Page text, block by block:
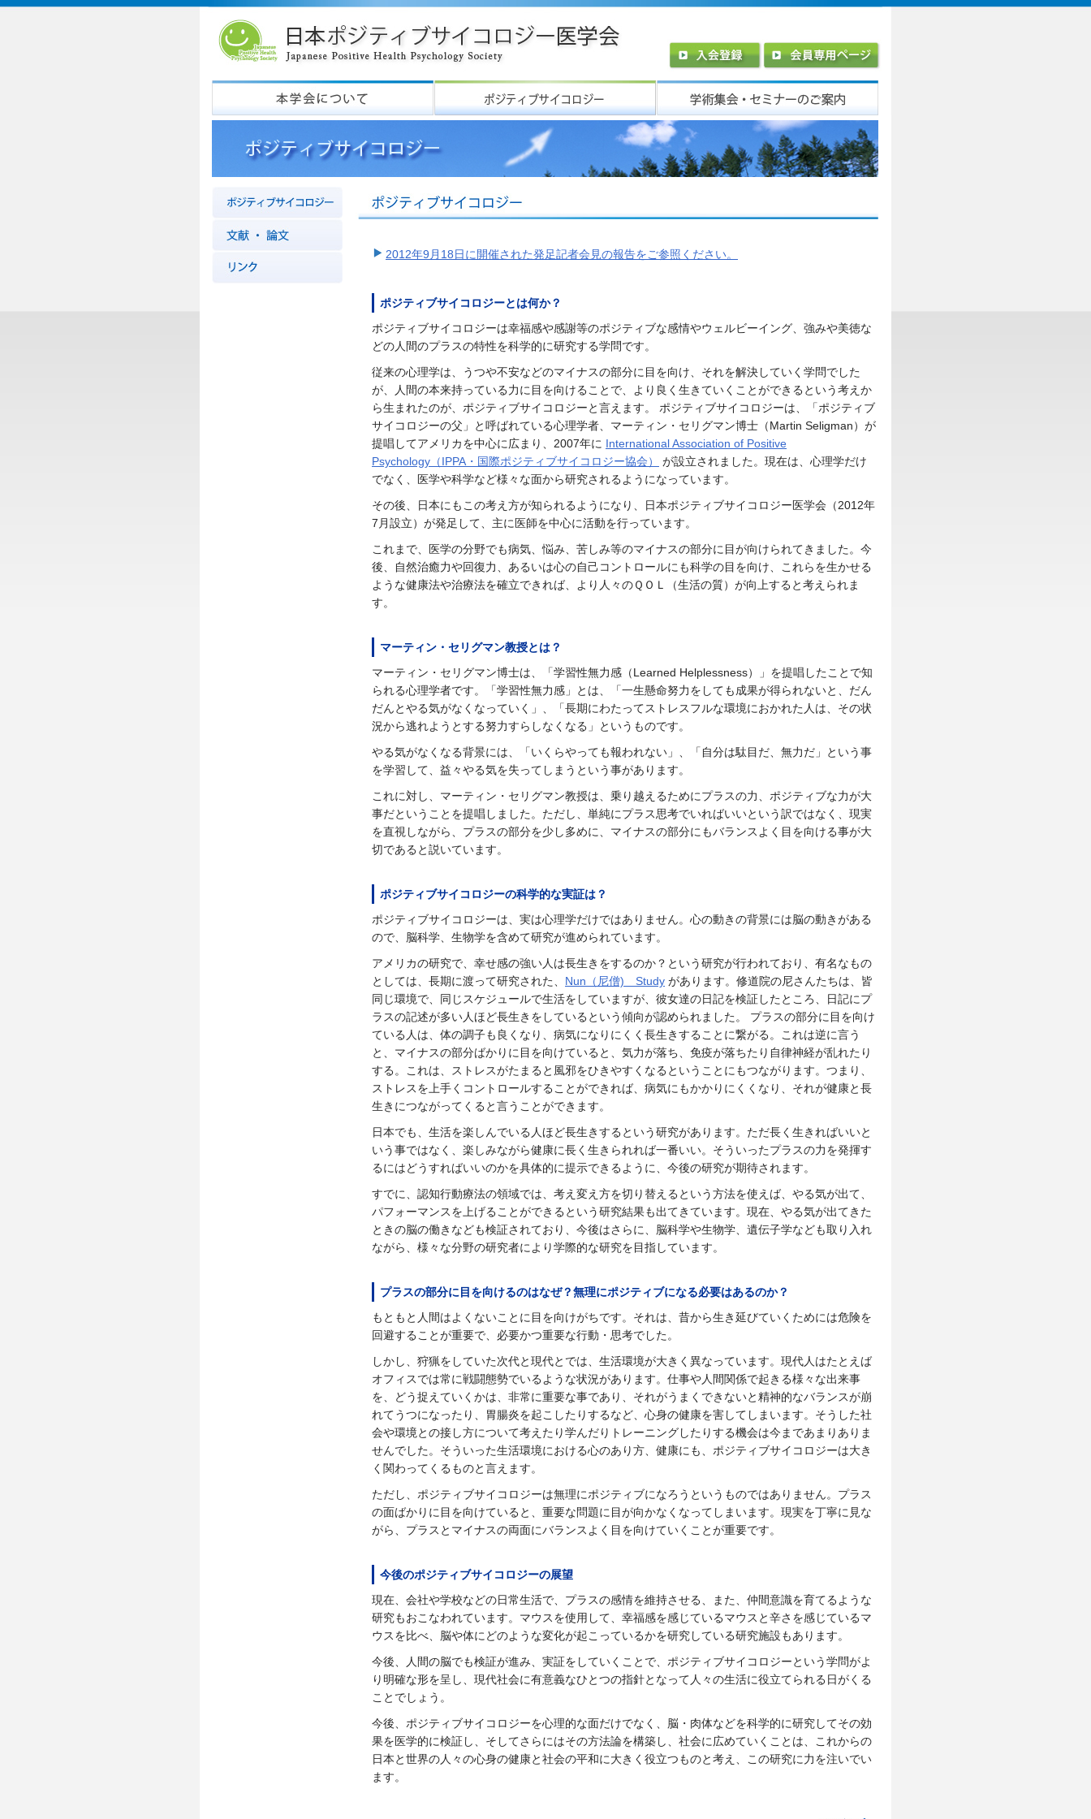
2012年9月18日に開催された発足記者会見の報告をご参照ください。
ポジティブサイコロジーとは何か？
ポジティブサイコロジーは幸福感や感謝等のポジティブな感情やウェルビーイング、強みや美徳な
どの人間のプラスの特性を科学的に研究する学問です。
従来の心理学は、うつや不安などのマイナスの部分に目を向け、それを解決していく学問でした
が、人間の本来持っている力に目を向けることで、より良く生きていくことができるという考えか
ら生まれたのが、ポジティブサイコロジーと言えます。 ポジティブサイコロジーは、「ポジティブ
サイコロジーの父」と呼ばれている心理学者、マーティン・セリグマン博士（Martin Seligman）が
提唱してアメリカを中心に広まり、2007年に International Association of Positive
Psychology（IPPA・国際ポジティブサイコロジー協会）
が設立されました。現在は、心理学だけ
でなく、医学や科学など様々な面から研究されるようになっています。
その後、日本にもこの考え方が知られるようになり、日本ポジティブサイコロジー医学会（2012年
7月設立）が発足して、主に医師を中心に活動を行っています。
これまで、医学の分野でも病気、悩み、苦しみ等のマイナスの部分に目が向けられてきました。今
後、自然治癒力や回復力、あるいは心の自己コントロールにも科学の目を向け、これらを生かせる
ような健康法や治療法を確立できれば、より人々のＱＯＬ（生活の質）が向上すると考えられま
す。
マーティン・セリグマン教授とは？
マーティン・セリグマン博士は、「学習性無力感（Learned Helplessness）」を提唱したことで知
られる心理学者です。「学習性無力感」とは、「一生懸命努力をしても成果が得られないと、だん
だんとやる気がなくなっていく」、「長期にわたってストレスフルな環境におかれた人は、その状
況から逃れようとする努力すらしなくなる」というものです。
やる気がなくなる背景には、「いくらやっても報われない」、「自分は駄目だ、無力だ」という事
を学習して、益々やる気を失ってしまうという事があります。
これに対し、マーティン・セリグマン教授は、乗り越えるためにプラスの力、ポジティブな力が大
事だということを提唱しました。ただし、単純にプラス思考でいればいいという訳ではなく、現実
を直視しながら、プラスの部分を少し多めに、マイナスの部分にもバランスよく目を向ける事が大
切であると説いています。
ポジティブサイコロジーの科学的な実証は？
ポジティブサイコロジーは、実は心理学だけではありません。心の動きの背景には脳の動きがある
ので、脳科学、生物学を含めて研究が進められています。
アメリカの研究で、幸せ感の強い人は長生きをするのか？という研究が行われており、有名なもの
としては、長期に渡って研究された、 Nun（尼僧) Study があります。修道院の尼さんたちは、皆
同じ環境で、同じスケジュールで生活をしていますが、彼女達の日記を検証したところ、日記にプ
ラスの記述が多い人ほど長生きをしているという傾向が認められました。 プラスの部分に目を向け
ている人は、体の調子も良くなり、病気になりにくく長生きすることに繋がる。これは逆に言う
と、マイナスの部分ばかりに目を向けていると、気力が落ち、免疫が落ちたり自律神経が乱れたり
する。これは、ストレスがたまると風邪をひきやすくなるということにもつながります。つまり、
ストレスを上手くコントロールすることができれば、病気にもかかりにくくなり、それが健康と長
生きにつながってくると言うことができます。
日本でも、生活を楽しんでいる人ほど長生きするという研究があります。ただ長く生きればいいと
いう事ではなく、楽しみながら健康に長く生きられれば一番いい。そういったプラスの力を発揮す
るにはどうすればいいのかを具体的に提示できるように、今後の研究が期待されます。
すでに、認知行動療法の領域では、考え変え方を切り替えるという方法を使えば、やる気が出て、
パフォーマンスを上げることができるという研究結果も出てきています。現在、やる気が出てきた
ときの脳の働きなども検証されており、今後はさらに、脳科学や生物学、遺伝子学なども取り入れ
ながら、様々な分野の研究者により学際的な研究を目指しています。
プラスの部分に目を向けるのはなぜ？無理にポジティブになる必要はあるのか？
もともと人間はよくないことに目を向けがちです。それは、昔から生き延びていくためには危険を
回避することが重要で、必要かつ重要な行動・思考でした。
しかし、狩猟をしていた次代と現代とでは、生活環境が大きく異なっています。現代人はたとえば
オフィスでは常に戦闘態勢でいるような状況があります。仕事や人間関係で起きる様々な出来事
を、どう捉えていくかは、非常に重要な事であり、それがうまくできないと精神的なバランスが崩
れてうつになったり、胃腸炎を起こしたりするなど、心身の健康を害してしまいます。そうした社
会や環境との接し方について考えたり学んだりトレーニングしたりする機会は今まであまりありま
せんでした。そういった生活環境における心のあり方、健康にも、ポジティブサイコロジーは大き
く関わってくるものと言えます。
ただし、ポジティブサイコロジーは無理にポジティブになろうというものではありません。プラス
の面ばかりに目を向けていると、重要な問題に目が向かなくなってしまいます。現実を丁寧に見な
がら、プラスとマイナスの両面にバランスよく目を向けていくことが重要です。
今後のポジティブサイコロジーの展望
現在、会社や学校などの日常生活で、プラスの感情を維持させる、また、仲間意識を育てるような
研究もおこなわれています。マウスを使用して、幸福感を感じているマウスと辛さを感じているマ
ウスを比べ、脳や体にどのような変化が起こっているかを研究している研究施設もあります。
今後、人間の脳でも検証が進み、実証をしていくことで、ポジティブサイコロジーという学問がよ
り明確な形を呈し、現代社会に有意義なひとつの指針となって人々の生活に役立てられる日がくる
ことでしょう。
今後、ポジティブサイコロジーを心理的な面だけでなく、脳・肉体などを科学的に研究してその効
果を医学的に検証し、そしてさらにはその方法論を構築し、社会に広めていくことは、これからの
日本と世界の人々の心身の健康と社会の平和に大きく役立つものと考え、この研究に力を注いでい
ます。